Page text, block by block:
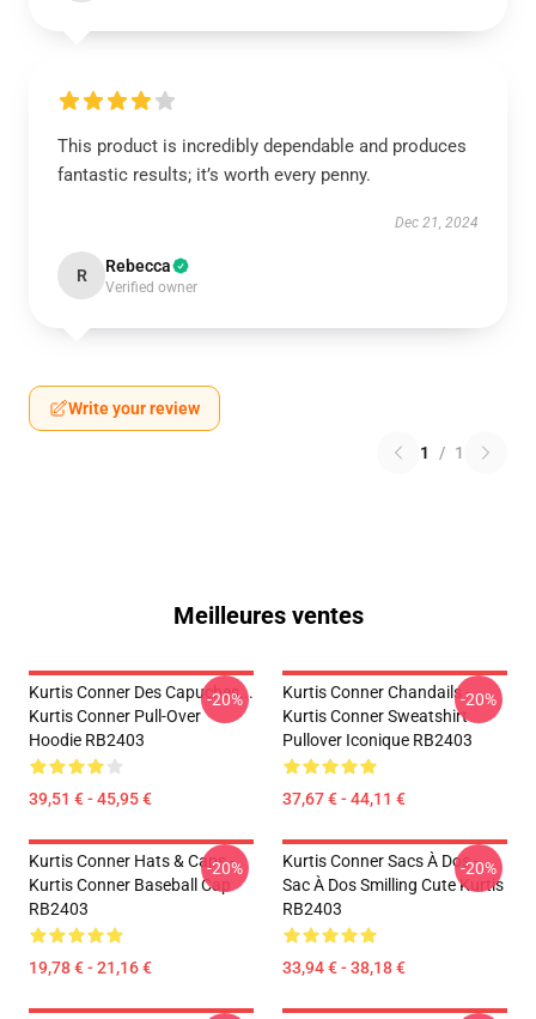
This product is incredibly dependable and produces
fantastic results; it’s worth every penny.
Dec 21, 2024
R Rebecca
Verified owner
Write your review
1 / 1
Meilleures ventes
Kurtis Conner Des Capuches...
Kurtis Conner Pull-Over
Hoodie RB2403
39,51 € - 45,95 €
-20%
Kurtis Conner Chandails -
Kurtis Conner Sweatshirt
Pullover Iconique RB2403
37,67 € - 44,11 €
-20%
Kurtis Conner Hats & Caps -
Kurtis Conner Baseball Cap
RB2403
19,78 € - 21,16 €
-20%
Kurtis Conner Sacs À Dos -
Sac À Dos Smilling Cute Kurtis
RB2403
33,94 € - 38,18 €
-20%